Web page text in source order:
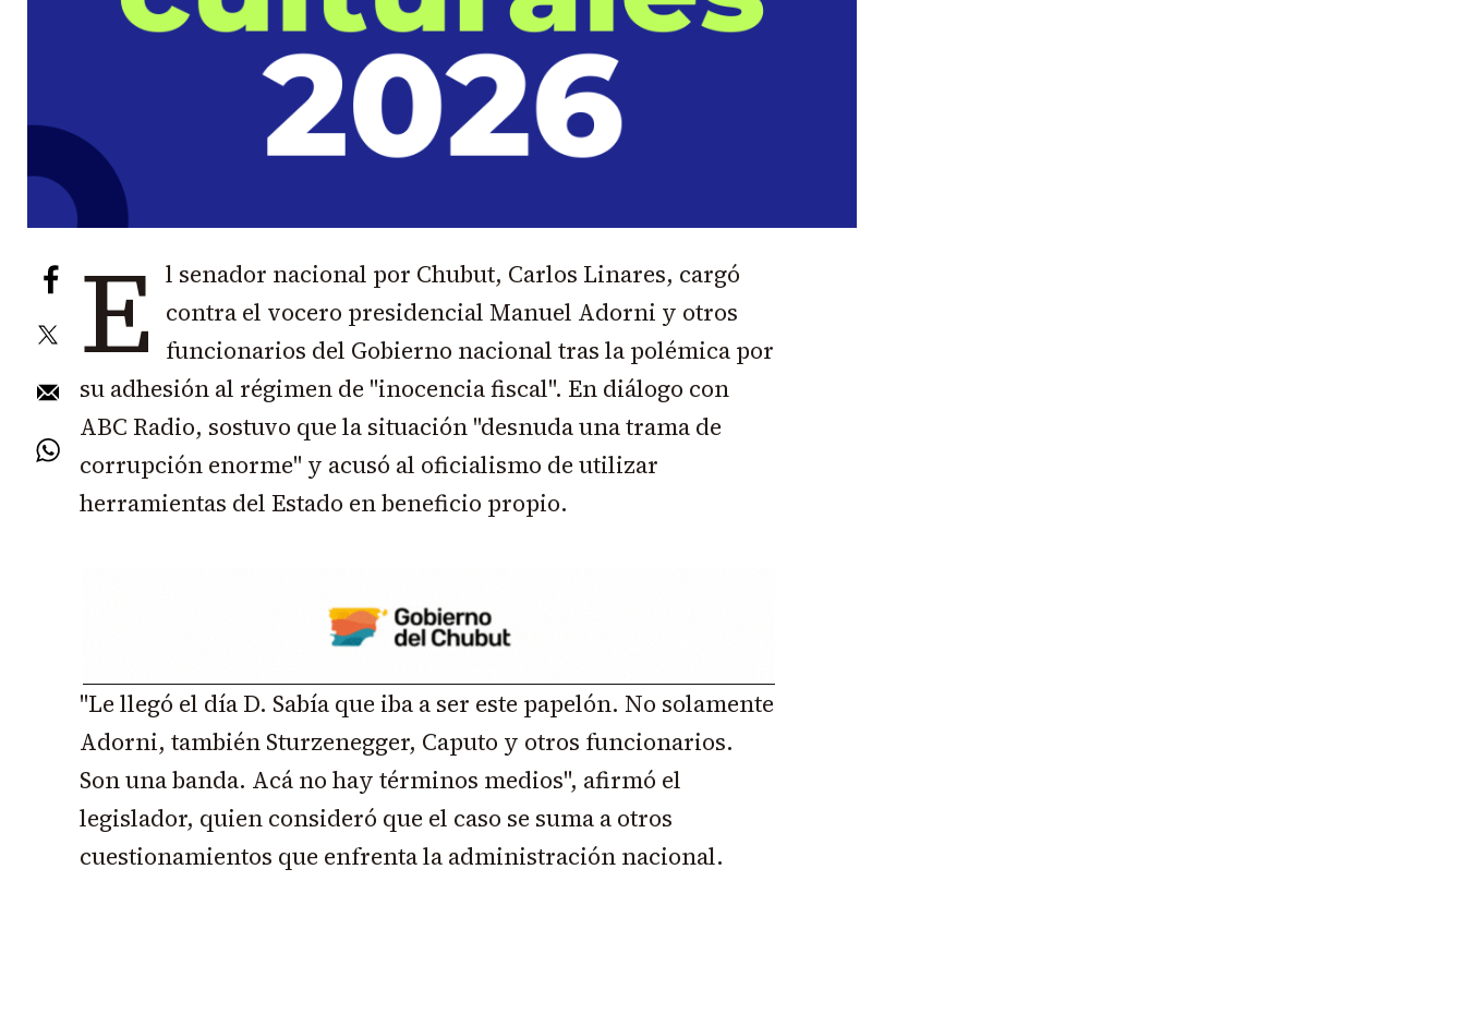
E l senador nacional por Chubut, Carlos Linares, cargó
contra el vocero presidencial Manuel Adorni y otros
funcionarios del Gobierno nacional tras la polémica por
su adhesión al régimen de "inocencia fiscal". En diálogo con
ABC Radio, sostuvo que la situación "desnuda una trama de
corrupción enorme" y acusó al oficialismo de utilizar
herramientas del Estado en beneficio propio.
"Le llegó el día D. Sabía que iba a ser este papelón. No solamente
Adorni, también Sturzenegger, Caputo y otros funcionarios.
Son una banda. Acá no hay términos medios", afirmó el
legislador, quien consideró que el caso se suma a otros
cuestionamientos que enfrenta la administración nacional.